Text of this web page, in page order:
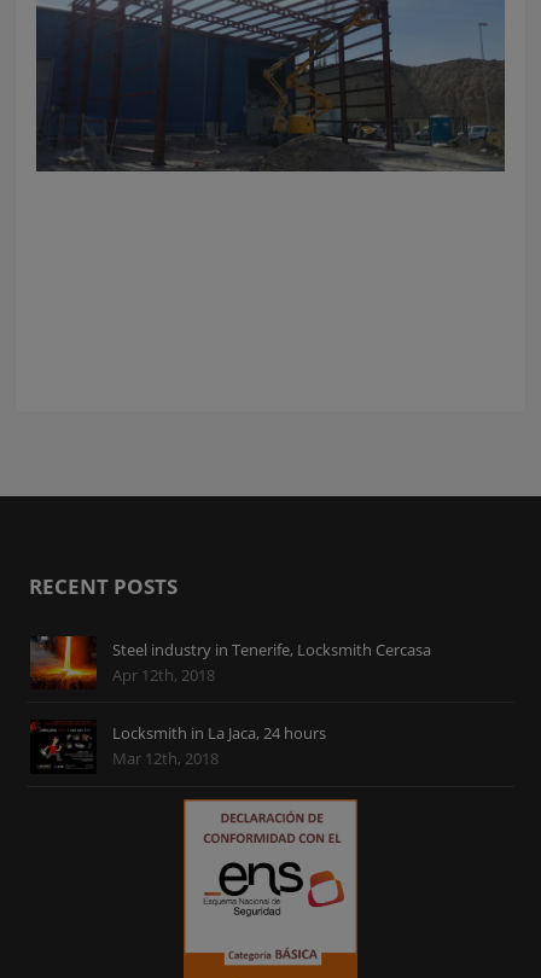
RECENT POSTS
Steel industry in Tenerife, Locksmith Cercasa
Apr 12th, 2018
Locksmith in La Jaca, 24 hours
Mar 12th, 2018